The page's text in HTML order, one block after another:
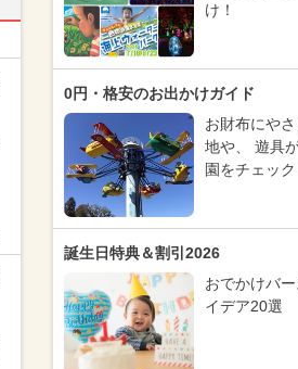
け！
0円・格安のお出かけガイド
お財布にや
地や、 遊具
園をチェック
誕生日特典＆割引2026
おでかけバ
イデア20選